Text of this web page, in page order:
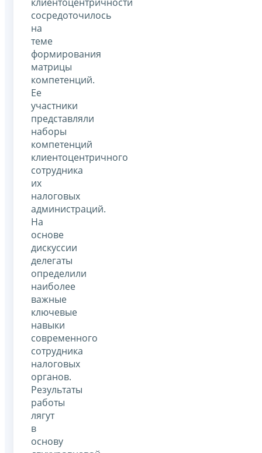
сосредоточилось
на
теме
формирования
матрицы
компетенций.
Ее
участники
представляли
наборы
компетенций
клиентоцентричного
сотрудника
их
налоговых
администраций.
На
основе
дискуссии
делегаты
определили
наиболее
важные
ключевые
навыки
современного
сотрудника
налоговых
органов.
Результаты
работы
лягут
в
основу